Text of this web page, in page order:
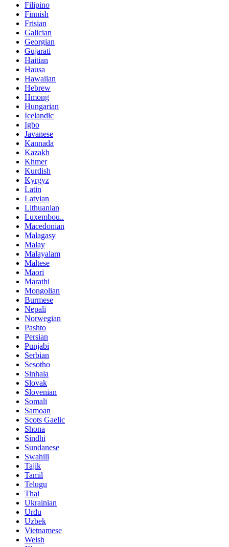
Filipino
Finnish
Frisian
Galician
Georgian
Gujarati
Haitian
Hausa
Hawaiian
Hebrew
Hmong
Hungarian
Icelandic
Igbo
Javanese
Kannada
Kazakh
Khmer
Kurdish
Kyrgyz
Latin
Latvian
Lithuanian
Luxembou..
Macedonian
Malagasy
Malay
Malayalam
Maltese
Maori
Marathi
Mongolian
Burmese
Nepali
Norwegian
Pashto
Persian
Punjabi
Serbian
Sesotho
Sinhala
Slovak
Slovenian
Somali
Samoan
Scots Gaelic
Shona
Sindhi
Sundanese
Swahili
Tajik
Tamil
Telugu
Thai
Ukrainian
Urdu
Uzbek
Vietnamese
Welsh